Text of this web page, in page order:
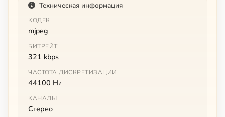
Техническая информация
КОДЕК
mjpeg
БИТРЕЙТ
321 kbps
ЧАСТОТА ДИСКРЕТИЗАЦИИ
44100 Hz
КАНАЛЫ
Стерео